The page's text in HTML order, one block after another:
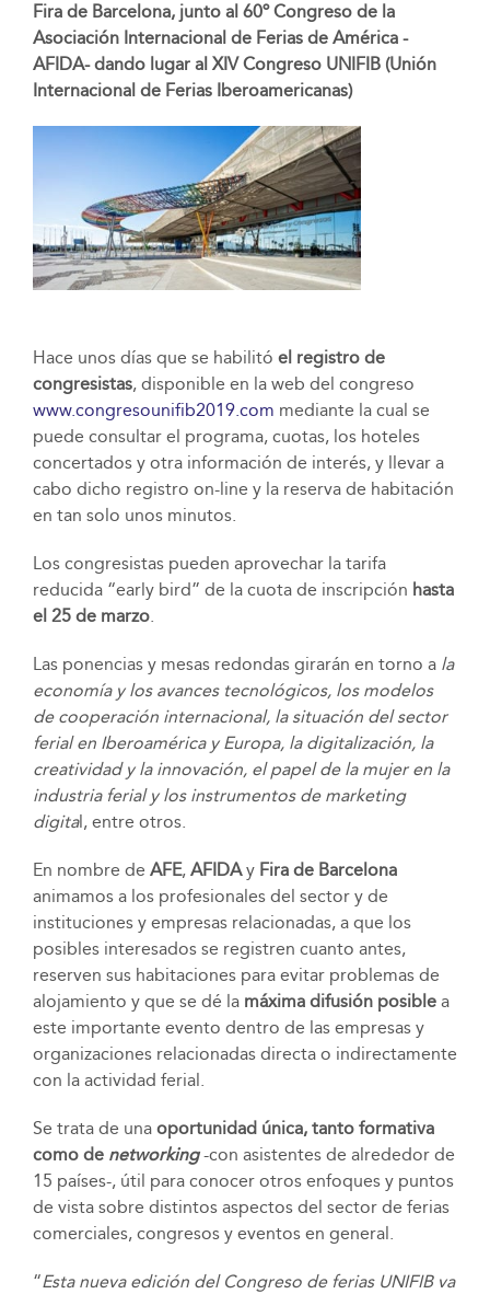
Fira de Barcelona, junto al 60º Congreso de la
Asociación Internacional de Ferias de América -
AFIDA- dando lugar al XIV Congreso UNIFIB (Unión
Internacional de Ferias Iberoamericanas)
Hace unos días que se habilitó el registro de
congresistas, disponible en la web del congreso
www.congresounifib2019.com mediante la cual se
puede consultar el programa, cuotas, los hoteles
concertados y otra información de interés, y llevar a
cabo dicho registro on-line y la reserva de habitación
en tan solo unos minutos.
Los congresistas pueden aprovechar la tarifa
reducida “early bird” de la cuota de inscripción hasta
el 25 de marzo.
Las ponencias y mesas redondas girarán en torno a la
economía y los avances tecnológicos, los modelos
de cooperación internacional, la situación del sector
ferial en Iberoamérica y Europa, la digitalización, la
creatividad y la innovación, el papel de la mujer en la
industria ferial y los instrumentos de marketing
digital, entre otros.
En nombre de AFE, AFIDAy Fira de Barcelona
animamos a los profesionales del sector y de
instituciones y empresas relacionadas, a que los
posibles interesados se registren cuanto antes,
reserven sus habitaciones para evitar problemas de
alojamiento y que se dé la máxima difusión posiblea
este importante evento dentro de las empresas y
organizaciones relacionadas directa o indirectamente
con la actividad ferial.
Se trata de una oportunidad única, tanto formativa
como de networking-con asistentes de alrededor de
15 países-, útil para conocer otros enfoques y puntos
de vista sobre distintos aspectos del sector de ferias
comerciales, congresos y eventos en general.
“Esta nueva edición del Congreso de ferias UNIFIB va